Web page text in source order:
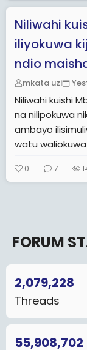
Niliwahi
iliyokuwa
ndio
mkata uzi
Niliwahi kuishi
na nilipokuwa
ambayo
watu
0 7
FORUM
Threads
2,079,228
55,908,702